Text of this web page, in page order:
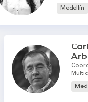
Medellín